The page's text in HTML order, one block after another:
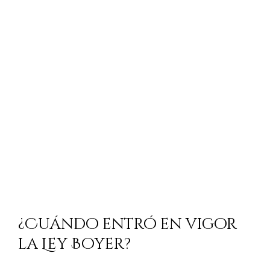
¿Cuándo entró en vigor
la Ley Boyer?